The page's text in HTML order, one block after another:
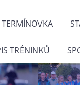
TERMÍNOVKA
TRÉNINKŮ